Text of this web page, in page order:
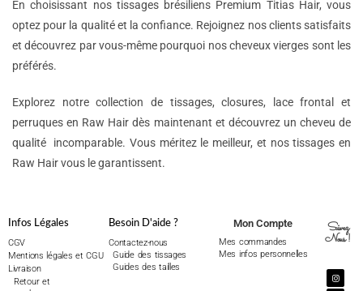
En choisissant nos tissages brésiliens Premium Titias Hair, vous
optez pour la qualité et la confiance. Rejoignez nos clients satisfaits
et découvrez par vous-même pourquoi nos cheveux vierges sont les
préférés.
Explorez notre collection de tissages, closures, lace frontal et
perruques en Raw Hair dès maintenant et découvrez un cheveu de
qualité incomparable. Vous méritez le meilleur, et nos tissages en
Raw Hair vous le garantissent.
Infos Légales
CGV
Mentions légales et CGU
Livraison
Retour et
Besoin D'aide ?
Contactez-nous
Guide des tissages
Guides des tailles
Mon Compte
Mes commandes
Mes infos personnelles
Suivez
Nous !